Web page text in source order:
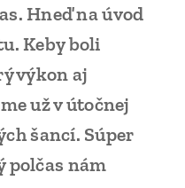
Hneď na úvod
Keby boli
výkon aj
už v útočnej
šancí. Súper
polčas nám